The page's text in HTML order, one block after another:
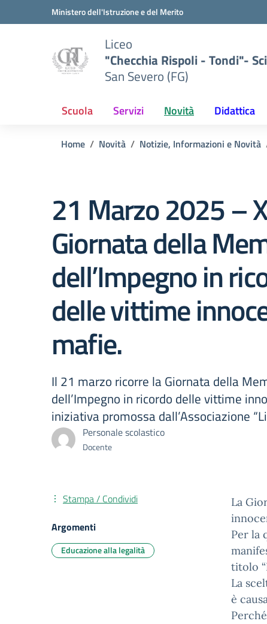
Vai ai contenuti
Vai al menu di navigazioneMinistero dell'Istruzione e del Merito
Liceo
"Checchia Rispoli - Tondi"-
San Severo (FG)
Scuola Servizi Novità Didattica
Home Novità Notizie, Informazioni e Novità
21 Marzo 2025 –
Giornata della
dell’Impegno in
delle vittime
mafie.
Il 21 marzo ricorre la Giornata della
dell’Impegno in ricordo delle vittime
iniziativa promossa dall’Associazione
Personale scolastico
Docente
La
Per la
titolo
La
è
Stampa / Condividi
Argomenti
Educazione alla legalità